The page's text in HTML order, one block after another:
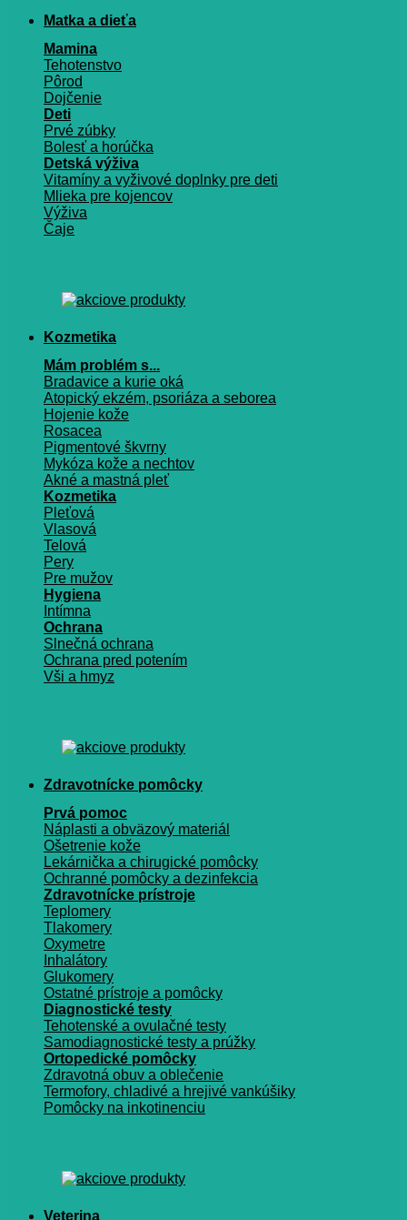
Matka a dieťa
Mamina
Tehotenstvo
Pôrod
Dojčenie
Deti
Prvé zúbky
Bolesť a horúčka
Detská výživa
Vitamíny a vyživové doplnky pre deti
Mlieka pre kojencov
Výživa
Čaje
Kozmetika
Mám problém s...
Bradavice a kurie oká
Atopický ekzém, psoriáza a seborea
Hojenie kože
Rosacea
Pigmentové škvrny
Mykóza kože a nechtov
Akné a mastná pleť
Kozmetika
Pleťová
Vlasová
Telová
Pery
Pre mužov
Hygiena
Intímna
Ochrana
Slnečná ochrana
Ochrana pred potením
Vši a hmyz
Zdravotnícke pomôcky
Prvá pomoc
Náplasti a obväzový materiál
Ošetrenie kože
Lekárnička a chirugické pomôcky
Ochranné pomôcky a dezinfekcia
Zdravotnícke prístroje
Teplomery
Tlakomery
Oxymetre
Inhalátory
Glukomery
Ostatné prístroje a pomôcky
Diagnostické testy
Tehotenské a ovulačné testy
Samodiagnostické testy a prúžky
Ortopedické pomôcky
Zdravotná obuv a oblečenie
Termofory, chladivé a hrejivé vankúšiky
Pomôcky na inkotinenciu
Veterina